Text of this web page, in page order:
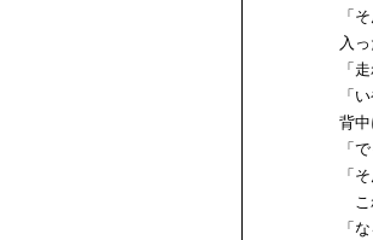
「
入
「
「
背中
「
「
こ
「